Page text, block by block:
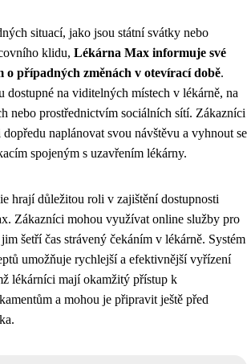
situací, jako jsou státní svátky nebo
klidu, Lékárna Max informuje své
o případných změnách v otevírací době.
dostupné na viditelných místech v lékárně, na
nebo prostřednictvím sociálních sítí. Zákazníci
naplánovat svou návštěvu a vyhnout se
spojeným s uzavřením lékárny.
hrají důležitou roli v zajištění dostupnosti
Zákazníci mohou využívat online služby pro
šetří čas strávený čekáním v lékárně. Systém
umožňuje rychlejší a efektivnější vyřízení
lékárníci mají okamžitý přístup k
a mohou je připravit ještě před